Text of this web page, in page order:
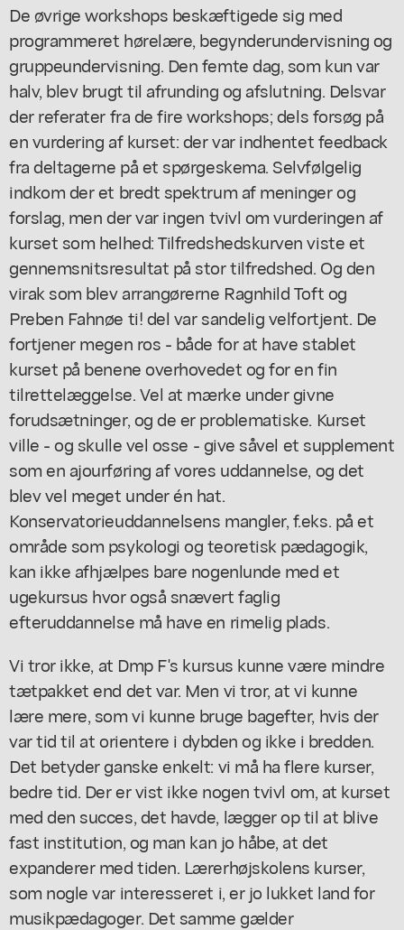
De øvrige workshops beskæftigede sig med
programmeret hørelære, begynderundervisning og
gruppeundervisning. Den femte dag, som kun var
halv, blev brugt til afrunding og afslutning. Delsvar
der referater fra de fire workshops; dels forsøg på
en vurdering af kurset: der var indhentet feedback
fra deltagerne på et spørgeskema. Selvfølgelig
indkom der et bredt spektrum af meninger og
forslag, men der var ingen tvivl om vurderingen af
kurset som helhed: Tilfredshedskurven viste et
gennemsnitsresultat på stor tilfredshed. Og den
virak som blev arrangørerne Ragnhild Toft og
Preben Fahnøe ti! del var sandelig velfortjent. De
fortjener megen ros - både for at have stablet
kurset på benene overhovedet og for en fin
tilrettelæggelse. Vel at mærke under givne
forudsætninger, og de er problematiske. Kurset
ville - og skulle vel osse - give såvel et supplement
som en ajourføring af vores uddannelse, og det
blev vel meget under én hat.
Konservatorieuddannelsens mangler, f.eks. på et
område som psykologi og teoretisk pædagogik,
kan ikke afhjælpes bare nogenlunde med et
ugekursus hvor også snævert faglig
efteruddannelse må have en rimelig plads.
Vi tror ikke, at Dmp F's kursus kunne være mindre
tætpakket end det var. Men vi tror, at vi kunne
lære mere, som vi kunne bruge bagefter, hvis der
var tid til at orientere i dybden og ikke i bredden.
Det betyder ganske enkelt: vi må ha flere kurser,
bedre tid. Der er vist ikke nogen tvivl om, at kurset
med den succes, det havde, lægger op til at blive
fast institution, og man kan jo håbe, at det
expanderer med tiden. Lærerhøjskolens kurser,
som nogle var interesseret i, er jo lukket land for
musikpædagoger. Det samme gælder